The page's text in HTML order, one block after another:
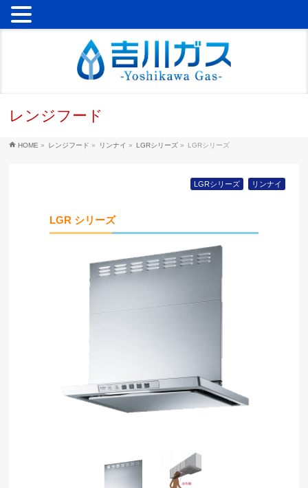
レンジフード
HOME » レンジフード » リンナイ » LGRシリーズ » LGRシリーズ
LGRシリーズ リンナイ
LGR シリーズ